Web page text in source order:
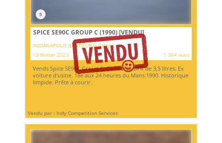
5
SPICE SE90C GROUP C (1990)[VENDU]
INDIANAPOLIS (ETATS-UNIS (USA))
13 février 2023
1 364 vues
Vends Spice SE90C Group C, Cosworth DFR de 3,5 litres. Ex
voiture d'usine. 18e aux 24 heures du Mans 1990. Historique
limpide. Prête à courir.
Vendu par : Indy Competition Services